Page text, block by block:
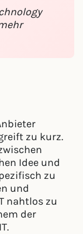
zu kurz.
Idee und
zu
und
nahtlos zu
der